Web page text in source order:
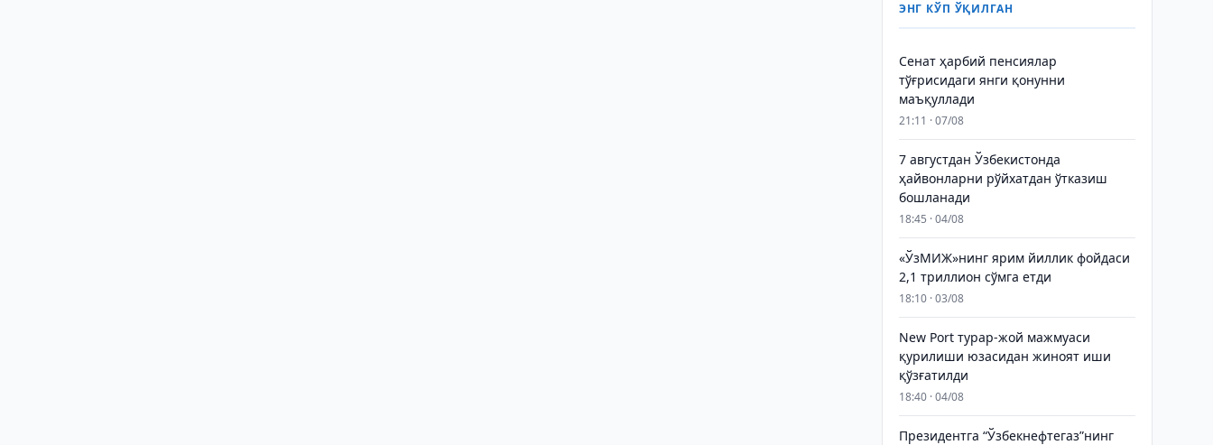
ЭНГ КЎП ЎҚИЛГАН
Сенат ҳарбий пенсиялар
тўғрисидаги янги қонунни
маъқуллади
21:11 · 07/08
7 августдан Ўзбекистонда
ҳайвонларни рўйхатдан ўтказиш
бошланади
18:45 · 04/08
«ЎзМИЖ»нинг ярим йиллик фойдаси
2,1 триллион сўмга етди
18:10 · 03/08
New Port турар-жой мажмуаси
қурилиши юзасидан жиноят иши
қўзғатилди
18:40 · 04/08
Президентга “Ўзбекнефтегаз”нинг